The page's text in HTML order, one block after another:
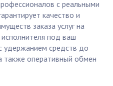
с реальными
качество и
заказа услуг на
под ваш
удержанием средств до
также оперативный обмен